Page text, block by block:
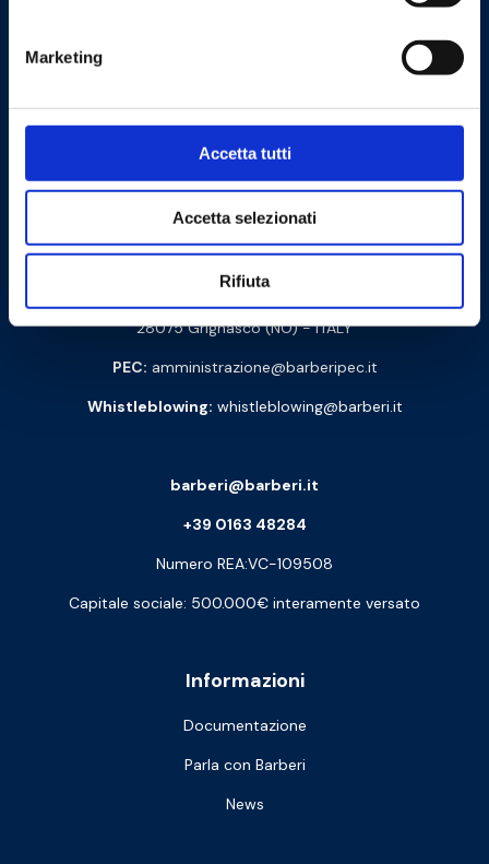
Marketing
Accetta tutti
Accetta selezionati
Rifiuta
Contattaci
Barberi Rubinetterie Industriali S.r.l. a socio unico
Cod. Fisc. e P. IVA: 00252070024
Sede logistica:Via Arturo Biella 15
28075 Grignasco (NO) - ITALY
PEC: amministrazione@barberipec.it
Whistleblowing: whistleblowing@barberi.it
Informazioni
Documentazione
Parla con Barberi
News
barberi@barberi.it
+39 0163 48284
Numero REA:VC-109508
Capitale sociale: 500.000€ interamente versato